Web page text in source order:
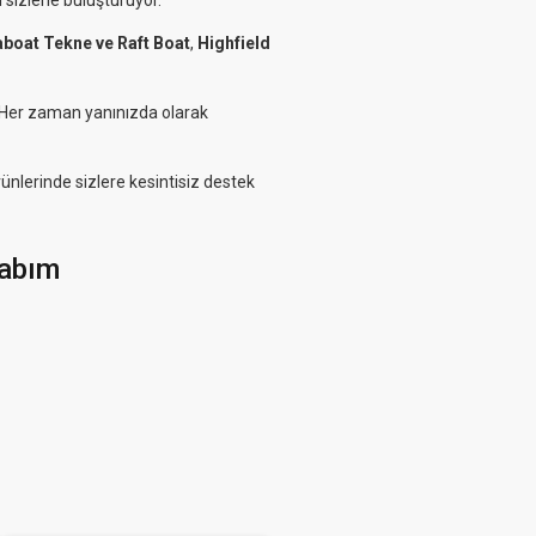
Tekne ve Raft Boat, Highfield
zaman yanınızda olarak
sizlere kesintisiz destek